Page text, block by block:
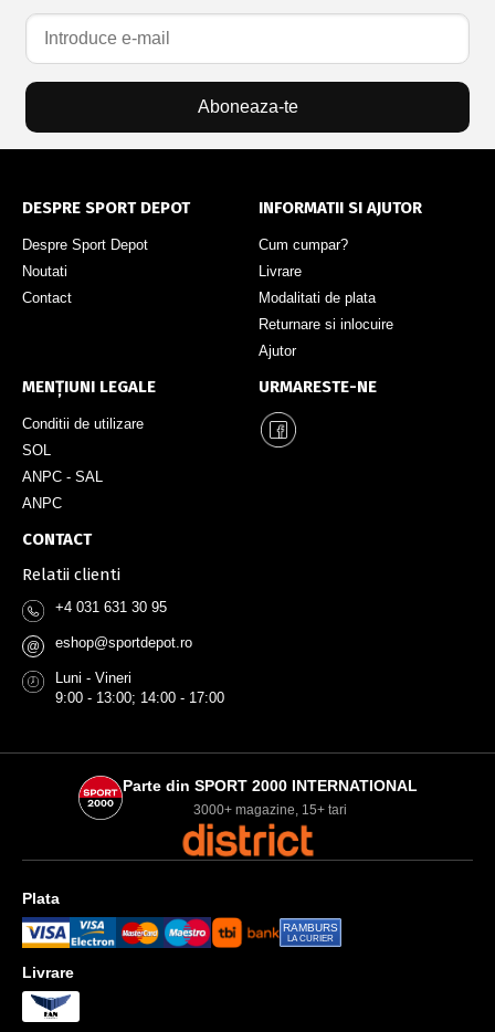
Aboneaza-te
DESPRE SPORT DEPOT
Despre Sport Depot
Noutati
Contact
INFORMATII SI AJUTOR
Cum cumpar?
Livrare
Modalitati de plata
Returnare si inlocuire
Ajutor
MENȚIUNI LEGALE
Conditii de utilizare
SOL
ANPC - SAL
ANPC
URMARESTE-NE
CONTACT
Relatii clienti
+4 031 631 30 95
@ eshop@sportdepot.ro
Luni - Vineri
9:00 - 13:00; 14:00 - 17:00
Parte din SPORT 2000 INTERNATIONAL
3000+ magazine, 15+ tari
Plata
RAMBURS
LA CURIER
Livrare